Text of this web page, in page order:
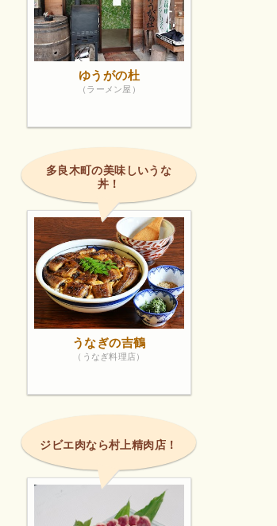
ゆうがの杜
（ラーメン屋）
多良木町の美味しいうな
丼！
うなぎの吉鶴
（うなぎ料理店）
ジビエ肉なら村上精肉店！